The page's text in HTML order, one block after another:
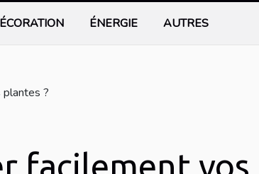
ÉNERGIE AUTRES
?
facilement vos